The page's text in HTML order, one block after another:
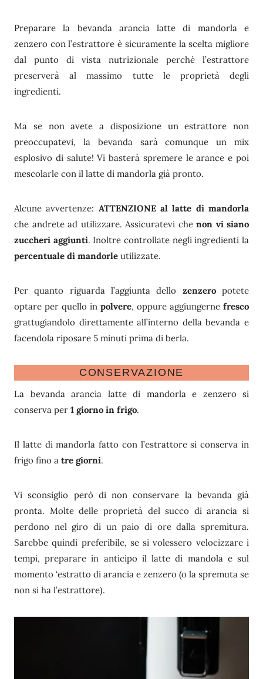
Preparare la bevanda arancia latte di mandorla e
zenzero con l’estrattore è sicuramente la scelta migliore
dal punto di vista nutrizionale perchè l’estrattore
preserverà al massimo tutte le proprietà degli
ingredienti.
Ma se non avete a disposizione un estrattore non
preoccupatevi, la bevanda sarà comunque un mix
esplosivo di salute! Vi basterà spremere le arance e poi
mescolarle con il latte di mandorla già pronto.
Alcune avvertenze: ATTENZIONE al latte di mandorla
che andrete ad utilizzare. Assicuratevi chenon vi siano
zuccheri aggiunti. Inoltre controllate negli ingredienti la
percentuale di mandorle utilizzate.
Per quanto riguarda l’aggiunta dello zenzeropotete
optare per quello in polvere, oppure aggiungerne fresco
grattugiandolo direttamente all’interno della bevanda e
facendola riposare 5 minuti prima di berla.
CONSERVAZIONE
La bevanda arancia latte di mandorla e zenzero si
conserva per 1 giorno in frigo.
Il latte di mandorla fatto con l’estrattore si conserva in
frigo fino a tre giorni.
Vi sconsiglio però di non conservare la bevanda già
pronta. Molte delle proprietà del succo di arancia si
perdono nel giro di un paio di ore dalla spremitura.
Sarebbe quindi preferibile, se si volessero velocizzare i
tempi, preparare in anticipo il latte di mandola e sul
momento ‘estratto di arancia e zenzero (o la spremuta se
non si ha l’estrattore).